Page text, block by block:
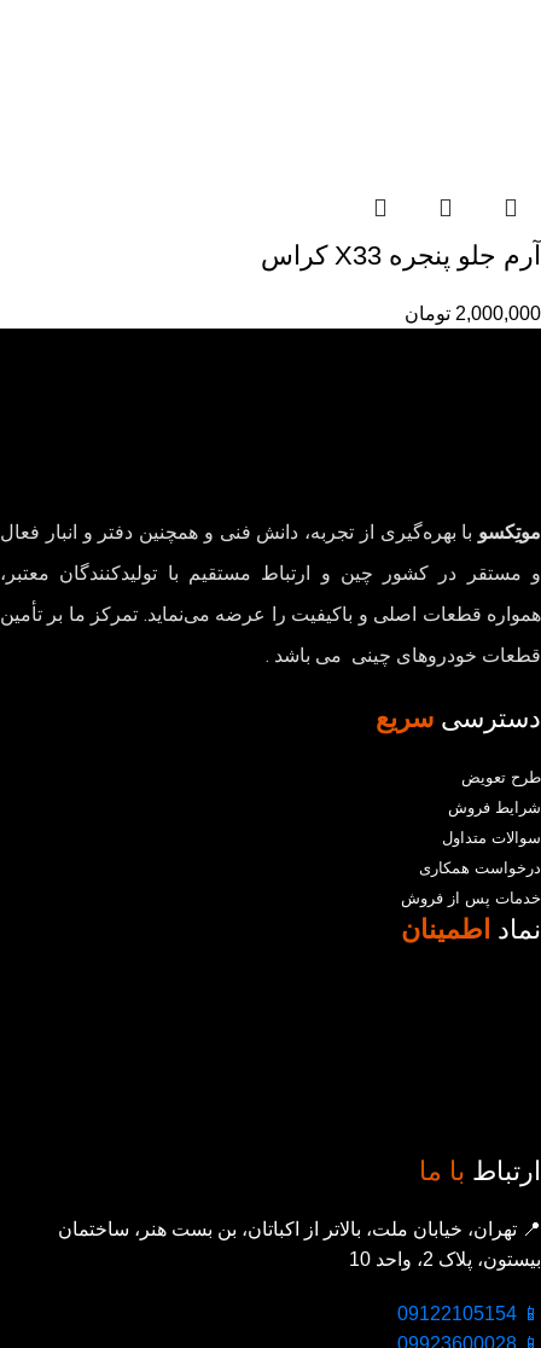
آرم جلو پنجره X33 کراس
2,000,000 تومان
موتِکسو با بهره‌گیری از تجربه، دانش فنی و همچنین دفتر و انبار فعال
و مستقر در کشور چین و ارتباط مستقیم با تولیدکنندگان معتبر،
همواره قطعات اصلی و باکیفیت را عرضه می‌نماید. تمرکز ما بر تأمین
قطعات خودروهای چینی می باشد .
دسترسی سریع
طرح تعویض
شرایط فروش
سوالات متداول
درخواست همکاری
خدمات پس از فروش
نماد اطمینان
ارتباط با ما
📍 تهران، خیابان ملت، بالاتر از اکباتان، بن بست هنر، ساختمان
بیستون، پلاک 2، واحد 10
📱 09122105154